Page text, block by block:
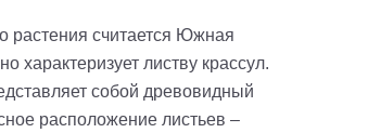
растения считается Южная
характеризует листву крассул.
собой древовидный
расположение листьев –